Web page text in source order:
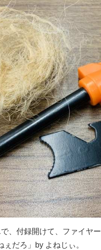
、付録開けて、ファイヤ
だろ」by よねじぃ。